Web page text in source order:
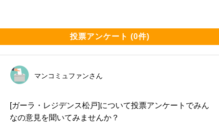
B4　3LDK　65.19m2
6階　4710万円　坪単価238万円
Dt　3LDK　59.4m2
投票アンケート (0件)
マンコミュファンさん
[ガーラ・レジデンス松戸]について投票アンケートでみん
なの意見を聞いてみませんか？